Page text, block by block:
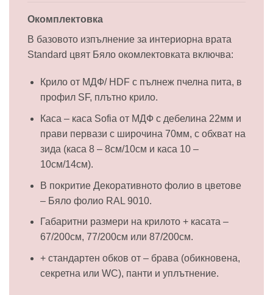
Окомплектовка
В базовото изпълнение за интериорна врата
Standard цвят Бяло окомлектовката включва:
Крило от МДФ/ HDF с пълнеж пчелна пита, в
профил SF, плътно крило.
Каса – каса Sofia от МДФ с дебелина 22мм и
прави первази с широчина 70мм, с обхват на
зида (каса 8 – 8см/10см и каса 10 –
10см/14см).
В покритие Декоративното фолио в цветове
– Бяло фолио RAL 9010.
Габаритни размери на крилото + касата –
67/200см, 77/200см или 87/200см.
+ стандартен обков от – брава (обикновена,
секретна или WC), панти и уплътнение.